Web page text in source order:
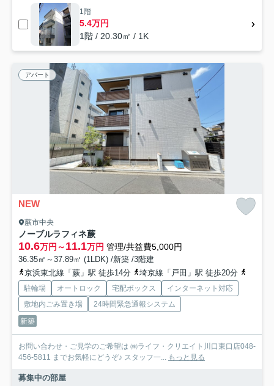
1階
5.4万円
1階 / 20.30㎡ / 1K
アパート
NEW
蕨市中央
ノーブルラフィネ蕨
10.6万円～11.1万円 管理/共益費5,000円
36.35㎡～37.89㎡ (1LDK) /新築 /3階建
京浜東北線「蕨」駅 徒歩14分
埼京線「戸田」駅 徒歩20分
駐輪場 オートロック 宅配ボックス
インターネット対応
敷地内ごみ置き場
24時間緊急通報システム
新築
お問い合わせ・ご見学のご希望は ㈱ライフ・クリエイト川口東口店048-
456-5811 までお気軽にどうぞ♪ スタッフ一... もっと見る
募集中の部屋